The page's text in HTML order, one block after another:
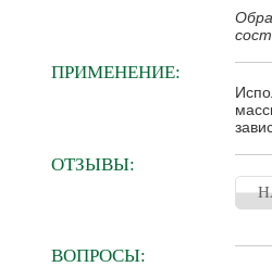
ПРИМЕНЕНИЕ:
ОТЗЫВЫ:
ВОПРОСЫ: